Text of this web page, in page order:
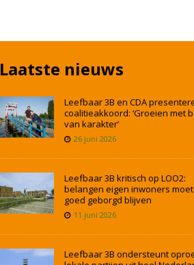
Laatste nieuws
Leefbaar 3B en CDA
coalitieakkoord: ‘Groeien met
van karakter’
26 juni 2026
Leefbaar 3B kritisch op LOO2:
belangen eigen inwoners
goed geborgd blijven
11 juni 2026
Leefbaar 3B ondersteunt